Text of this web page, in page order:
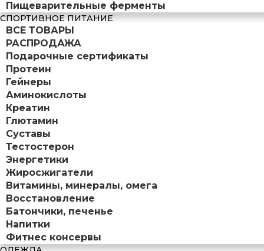
Пищеварительные ферменты
СПОРТИВНОЕ ПИТАНИЕ
ВСЕ ТОВАРЫ
РАСПРОДАЖА
Подарочные сертификаты
Протеин
Гейнеры
Аминокислоты
Креатин
Глютамин
Суставы
Тестостерон
Энергетики
Жиросжигатели
Витамины, минералы, омега
Восстановление
Батончики, печенье
Напитки
Фитнес консервы